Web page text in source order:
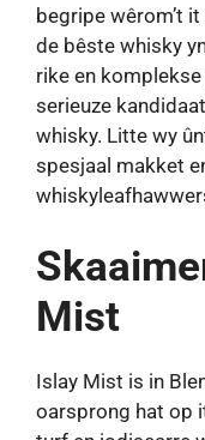
begripe wêrom’t
de bêste whisky
rike en
serieuze
whisky. Litte wy
spesjaal makket
Mist
Islay Mist is in
oarsprong hat op